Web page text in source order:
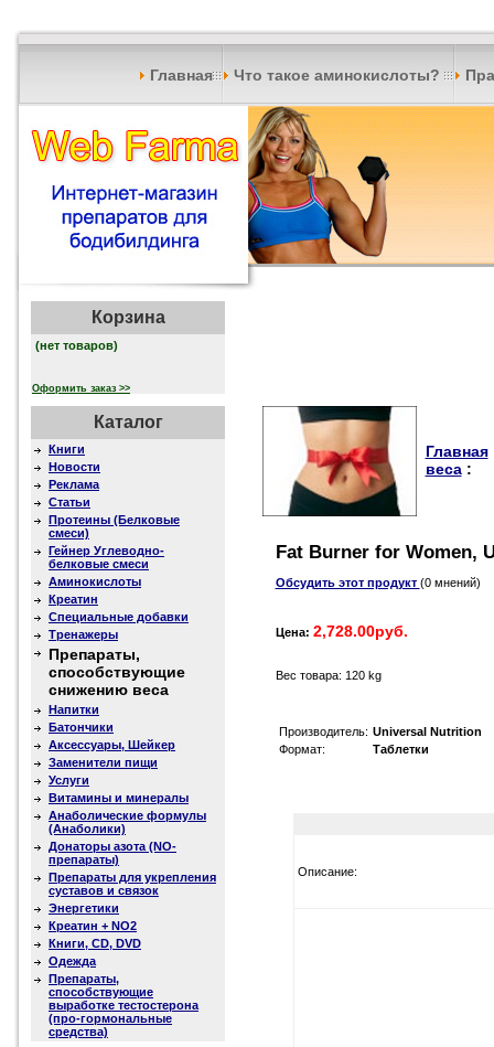
Главная Что такое аминокислоты?
Корзина
(нет товаров)
Оформить заказ >>
Каталог
Книги
Новости
Реклама
Статьи
Протеины (Белковые
смеси)
Гейнер Углеводно-
белковые смеси
Аминокислоты
Креатин
Специальные добавки
Тренажеры
Препараты,
способствующие
снижению веса
Напитки
Батончики
Аксессуары, Шейкер
Заменители пищи
Услуги
Витамины и минералы
Анаболические формулы
(Анаболики)
Донаторы азота (NO-
препараты)
Препараты для укрепления
суставов и связок
Энергетики
Креатин + NO2
Книги, CD, DVD
Одежда
Препараты,
способствующие
выработке тестостерона
(про-гормональные
средства)
Главная
веса:
Fat Burner for Women,
Обсудить этот продукт (0 мнений)
Цена: 2,728.00руб.
Вес товара: 120 kg
Производитель: Universal Nutrition
Формат:
Таблетки
Описание: